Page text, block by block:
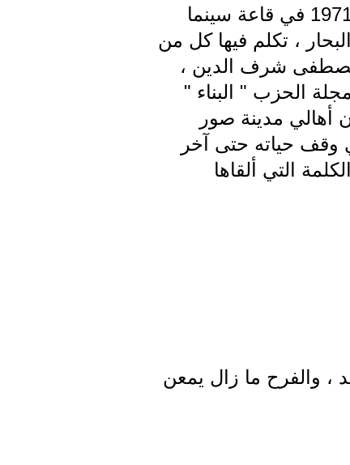
الإنساني . وفي الذكرى السنوية الأولى لغيابه أقيمت في 25 تشرين الثاني 1971 في قاعة سينما
، تكلم فيها كل من
مصطفى شرف الدين ،
الحزب " البناء "
بتاريخ 11 كانون أول 1971 أفادت: " أن أهالي مدينة صور
وقف حياته حتى آخر
التي ألقاها
، والفرح ما زال يمعن